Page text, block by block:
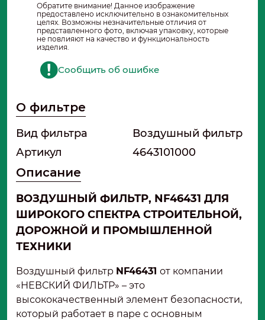
Обратите внимание! Данное изображение
предоставлено исключительно в ознакомительных
целях. Возможны незначительные отличия от
представленного фото, включая упаковку, которые
не повлияют на качество и функциональность
изделия.
Сообщить об ошибке
О фильтре
Вид фильтра
Воздушный фильтр
Артикул
4643101000
Описание
ВОЗДУШНЫЙ ФИЛЬТР, NF46431 ДЛЯ
ШИРОКОГО СПЕКТРА СТРОИТЕЛЬНОЙ,
ДОРОЖНОЙ И ПРОМЫШЛЕННОЙ
ТЕХНИКИ
Воздушный фильтр NF46431 от компании
«НЕВСКИЙ ФИЛЬТР» – это
высококачественный элемент безопасности,
который работает в паре с основным